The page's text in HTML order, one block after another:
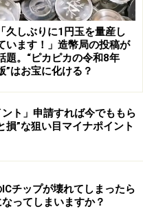
「久しぶりに1円玉を量産し
います！」造幣局の投稿が
題。“ピカピカの令和8年
”はお宝に化ける？
ト」申請すれば今でももら
損”な狙い目マイナポイント
チップが壊れてしまったら
なってしまいますか？